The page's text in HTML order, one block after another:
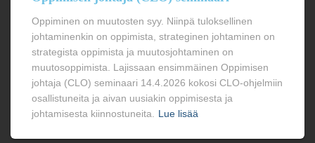
Oppiminen on muutosten syy. Niinpä tuloksellinen
johtaminenkin on oppimista, strateginen johtaminen on
strategista oppimista ja muutosjohtaminen on
muutosoppimista. Lajissaan ensimmäinen Oppimisen
johtaja (CLO) seminaari 14.4.2026 kokosi CLO-ohjelmiin
osallistuneita ja aivan uusiakin oppimisesta ja
johtamisesta kiinnostuneita.
Lue lisää